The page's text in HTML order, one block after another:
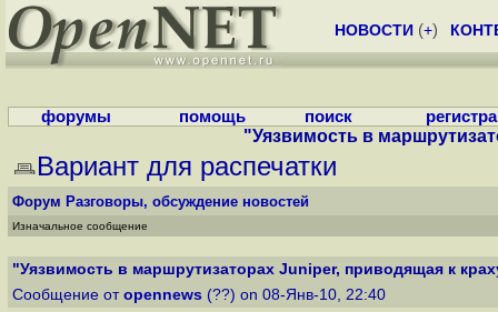
НОВОСТИ (+)
форумы помощь поиск
"Уязвимость в
Вариант для распечатки
Форум Разговоры, обсуждение новостей
Изначальное сообщение
"Уязвимость в маршрутизаторах Juniper, приводящая к
Сообщение от opennews (??) on 08-Янв-10, 22:40